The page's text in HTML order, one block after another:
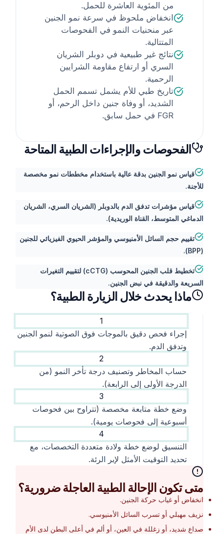
من المئوية العاشرة للحمل.
انخفاض ملحوظ في سرعة نمو الجنين
عبر منحنيات النمو في الفحوصات
المتتالية.
نتائج غير طبيعية في دوبلر الشريان
السري أو ارتفاع مقاومة الشرايين
الرحمية.
تاريخ طبي للأم يشمل تسمم الحمل
الشديد، أو وفاة جنين داخل الرحم، أو
FGR في حمل سابق.
الفحوصات والإجراءات الطبية المتاحة
قياس نمو الجنين بدقة عالية باستخدام مخططات نمو مخصصة
للأجنة.
قياس مؤشرات تدفق الدم بالدوبلر (الشريان السري، الشريان
الدماغي المتوسط، القناة الوريدية).
تقييم حجم السائل الأمنيوسي والمؤشر الحيوي الفيزيائي للجنين
(BPP).
تخطيط قلب الجنين المحوسب (cCTG) لتقييم التغيرات
السريعة والدقيقة في نبض الجنين.
ماذا يحدث خلال الزيارة الطبية؟
1
إجراء فحص دقيق بالموجات فوق الصوتية لنمو الجنين
وتدفق الدم.
2
حساب المخاطر وتصنيف درجة تأخر النمو (من
الدرجة الأولى إلى الرابعة).
3
وضع خطة متابعة مخصصة (تتراوح بين فحوصات
أسبوعية إلى فحوصات يومية).
4
التنسيق لوضع خطة ولادة متعددة التخصصات، مع
تحديد التوقيت الأمثل لإبر الرئة.
متى تكون الإحالة الطبية العاجلة ضرورية؟
انخفاض أو غياب حركة الجنين.
نزيف مهبلي أو تسرب السائل الأمنيوسي.
صداع شديد، أو زغللة في العين، أو ألم في أعلى البطن لدى الأم